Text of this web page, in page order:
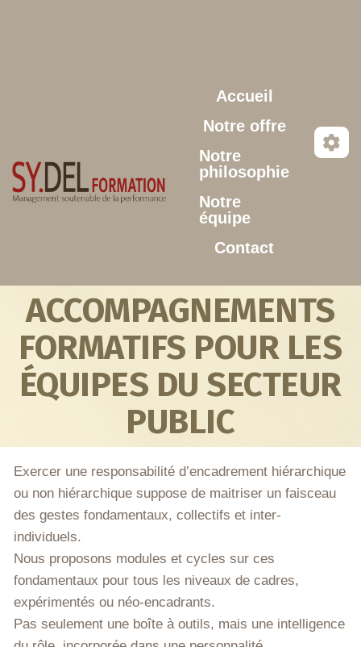
Accueil
Notre offre
Notre
philosophie
Notre
équipe
Contact
ACCOMPAGNEMENTS
FORMATIFS POUR LES
ÉQUIPES DU SECTEUR
PUBLIC
Exercer une responsabilité d’encadrement hiérarchique
ou non hiérarchique suppose de maitriser un faisceau
des gestes fondamentaux, collectifs et inter-
individuels.
Nous proposons modules et cycles sur ces
fondamentaux pour tous les niveaux de cadres,
expérimentés ou néo-encadrants.
Pas seulement une boîte à outils, mais une intelligence